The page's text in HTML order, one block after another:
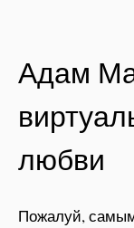
Адам
любви
Пожалуй,